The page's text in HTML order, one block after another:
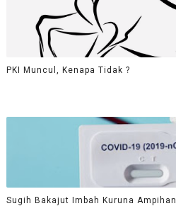
PKI Muncul, Kenapa Tidak ?
Sugih Bakajut Imbah Kuruna Ampihan